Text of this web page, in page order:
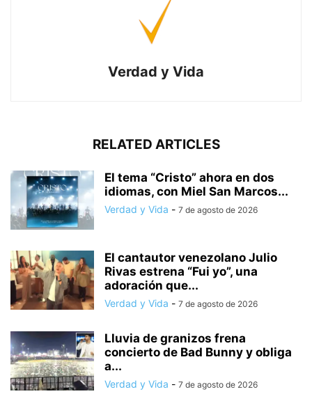
Verdad y Vida
RELATED ARTICLES
El tema “Cristo” ahora en dos
idiomas, con Miel San Marcos...
Verdad y Vida - 7 de agosto de 2026
El cantautor venezolano Julio
Rivas estrena “Fui yo”, una
adoración que...
Verdad y Vida - 7 de agosto de 2026
Lluvia de granizos frena
concierto de Bad Bunny y obliga
a...
Verdad y Vida - 7 de agosto de 2026